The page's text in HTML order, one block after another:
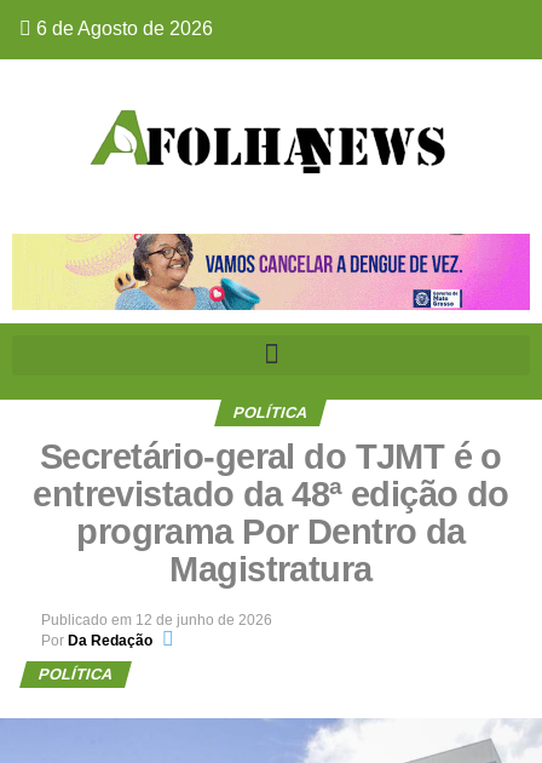
6 de Agosto de 2026
POLÍTICA
Secretário-geral do TJMT é o
entrevistado da 48ª edição do
programa Por Dentro da
Magistratura
Publicado em 12 de junho de 2026
Por Da Redação
POLÍTICA